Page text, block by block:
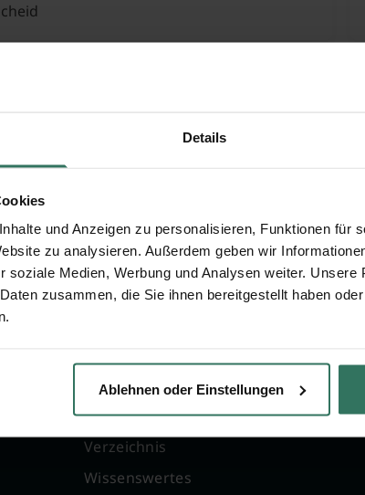
Details
und Anzeigen zu personalisieren, Funktionen für
zu analysieren. Außerdem geben wir
soziale Medien, Werbung und Analysen weiter. Unsere
zusammen, die Sie ihnen bereitgestellt haben
Ablehnen oder Einstellungen
Vergleich
Ratgeber
Verzeichnis
Wissenswertes
Online-Portal
Kostenlos